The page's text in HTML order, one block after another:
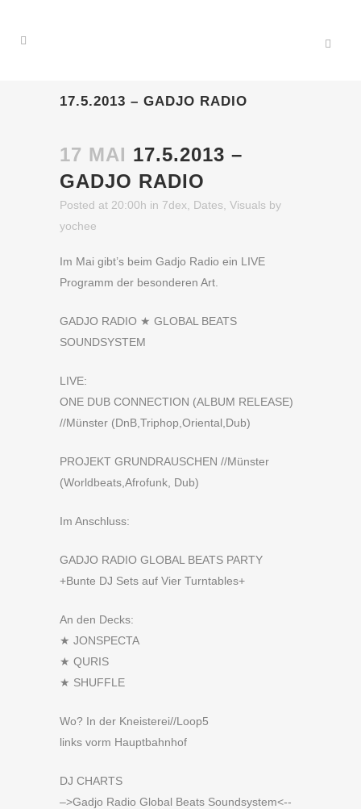
17.5.2013 – GADJO RADIO
17 MAI 17.5.2013 –
GADJO RADIO
Posted at 20:00h in 7dex Dates Visuals by
yochee
Im Mai gibt’s beim Gadjo Radio ein LIVE
Programm der besonderen Art.
GADJO RADIO ★ GLOBAL BEATS
SOUNDSYSTEM
LIVE:
ONE DUB CONNECTION (ALBUM RELEASE)
//Münster (DnB,Triphop,Oriental,Dub)
PROJEKT GRUNDRAUSCHEN //Münster
(Worldbeats,Afrofunk, Dub)
Im Anschluss:
GADJO RADIO GLOBAL BEATS PARTY
+Bunte DJ Sets auf Vier Turntables+
An den Decks:
★ JONSPECTA
★ QURIS
★ SHUFFLE
Wo? In der Kneisterei//Loop5
links vorm Hauptbahnhof
DJ CHARTS
–>Gadjo Radio Global Beats Soundsystem<--